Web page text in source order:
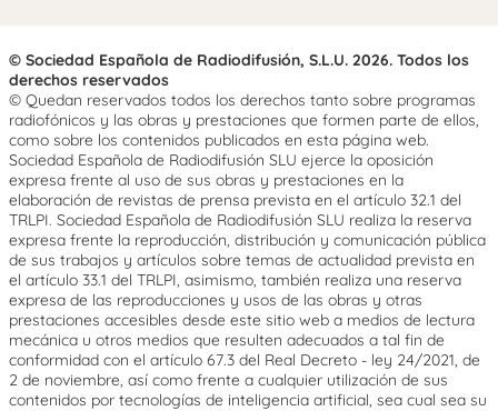
© Sociedad Española de Radiodifusión, S.L.U. 2026. Todos los
derechos reservados
© Quedan reservados todos los derechos tanto sobre programas
radiofónicos y las obras y prestaciones que formen parte de ellos,
como sobre los contenidos publicados en esta página web.
Sociedad Española de Radiodifusión SLU ejerce la oposición
expresa frente al uso de sus obras y prestaciones en la
elaboración de revistas de prensa prevista en el artículo 32.1 del
TRLPI. Sociedad Española de Radiodifusión SLU realiza la reserva
expresa frente la reproducción, distribución y comunicación pública
de sus trabajos y artículos sobre temas de actualidad prevista en
el artículo 33.1 del TRLPI, asimismo, también realiza una reserva
expresa de las reproducciones y usos de las obras y otras
prestaciones accesibles desde este sitio web a medios de lectura
mecánica u otros medios que resulten adecuados a tal fin de
conformidad con el artículo 67.3 del Real Decreto - ley 24/2021, de
2 de noviembre, así como frente a cualquier utilización de sus
contenidos por tecnologías de inteligencia artificial, sea cual sea su